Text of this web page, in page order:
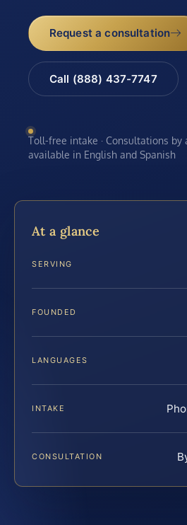
Request a consultation
Call (888) 437-7747
Toll-free intake · Consultations by
available in English and Spanish
At a glance
SERVING
FOUNDED
LANGUAGES
INTAKE
CONSULTATION